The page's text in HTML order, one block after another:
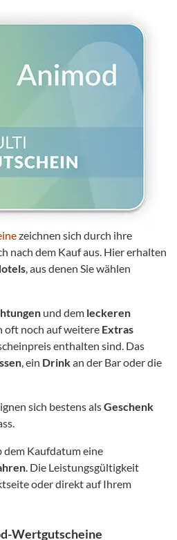
zeichnen sich durch ihre
nach dem Kauf aus. Hier erhalten
, aus denen Sie wählen
und dem leckeren
oft noch auf weitere Extras
enthalten sind. Das
, ein Drinkan der Bar oder die
sich bestens alsGeschenk
Kaufdatum eine
. Die Leistungsgültigkeit
oder direkt auf Ihrem
Wertgutscheine